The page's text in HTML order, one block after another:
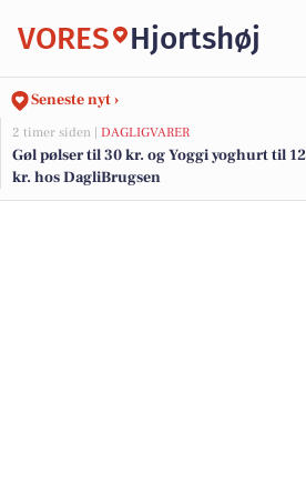
VORES Hjortshøj
Seneste nyt ›
2 timer siden | DAGLIGVARER
Gøl pølser til 30 kr. og Yoggi yoghurt til 12
kr. hos DagliBrugsen